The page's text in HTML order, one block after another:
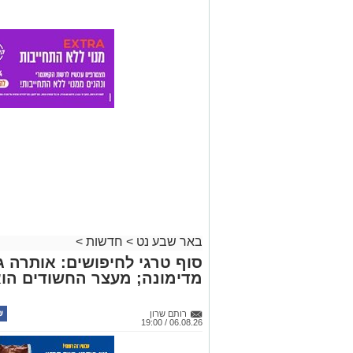
באר שבע נט > חדשות >
סוף טרגי לחיפושים: אותרה
מדימונה; מעצר החשודים
רותם שרון
06.08.26 / 19:00